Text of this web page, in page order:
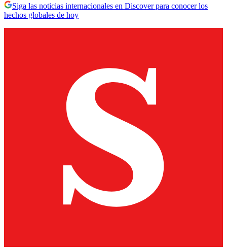
Siga las noticias internacionales en Discover para conocer los
hechos globales de hoy